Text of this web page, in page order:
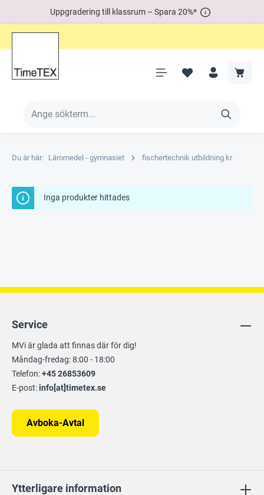
Uppgradering till klassrum – Spara 20%*
Du är här: Läromedel - gymnasiet fischertechnik utbildning kr
Inga produkter hittades
Service
MVi är glada att finnas där för dig!
Måndag-fredag: 8:00 - 18:00
Telefon:+45 26853609
E-post:info[at]timetex.se
Avboka-Avtal
Ytterligare information